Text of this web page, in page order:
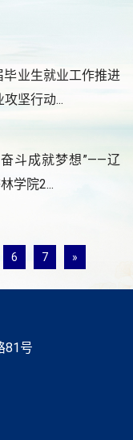
业生就业工作推进
攻坚行动...
斗成就梦想”——辽
学院2...
6 7 »
81号